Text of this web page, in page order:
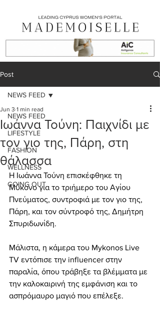
Post
NEWS FEED
LIFESTYLE
FASHION
WELLNESS
GOING OUT
NEWS FEED
Ιωάννα Τούνη: Παιχνίδι με
τον γιο της, Πάρη, στη
θάλασσα
Jun 3 1 min read
Η Ιωάννα Τούνη επισκέφθηκε τη
Μύκονο για το τριήμερο του Αγίου
Πνεύματος, συντροφιά με τον γιο της,
Πάρη, και τον σύντροφό της, Δημήτρη
Σπυριδωνίδη.
Μάλιστα, η κάμερα του Mykonos Live
TV εντόπισε την influencer στην
παραλία, όπου τράβηξε τα βλέμματα με
την καλοκαιρινή της εμφάνιση και το
ασπρόμαυρο μαγιό που επέλεξε.